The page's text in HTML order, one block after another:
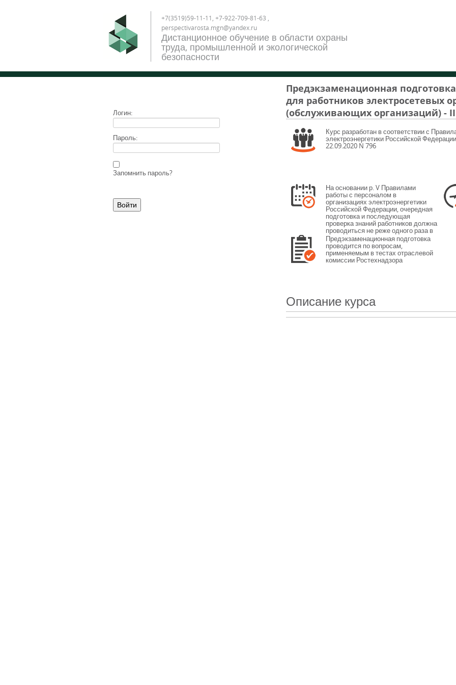
+7(3519)59-11-11, +7-922-709-81-63 ,
perspectivarosta.mgn@yandex.ru
Дистанционное обучение в области охраны
труда, промышленной и экологической
безопасности
Логин:
Пароль:
Запомнить пароль?
Предэкзаменационная
для работников электросетевых
(обслуживающих организаций) -
Курс разработан в соответствии с
электроэнергетики Российской
22.09.2020 N 796
На основании р. V Правилами
работы с персоналом в
организациях электроэнергетики
Российской Федерации, очередная
подготовка и последующая
проверка знаний работников должна
проводиться не реже одного раза в
12 месяцев или не реже одного раза
в 3 года в зависимости от категории
персонала.
Предэкзаменационная подготовка
проводится по вопросам,
применяемым в тестах отраслевой
комиссии Ростехнадзора
Описание курса